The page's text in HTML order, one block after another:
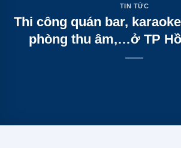
TIN TỨC
Thi công quán bar,
phòng thu âm,…ở TP